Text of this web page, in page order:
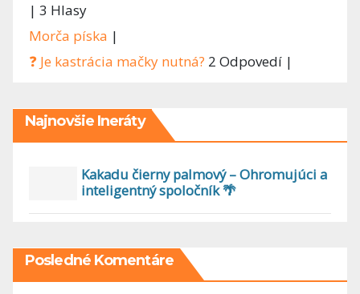
| 3 Hlasy
Morča píska |
❓ Je kastrácia mačky nutná? 2 Odpovedí |
Najnovšie Ineráty
Kakadu čierny palmový – Ohromujúci a
inteligentný spoločník 🌴
Posledné Komentáre